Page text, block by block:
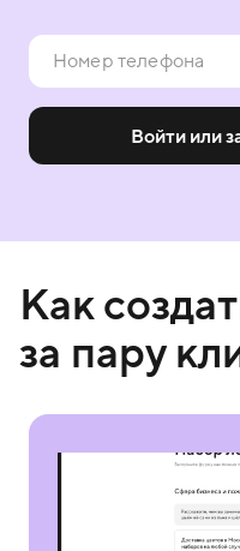
Войти или
Как
за пару